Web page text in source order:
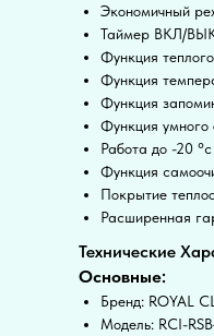
Экономичный
Таймер ВКЛ/
Функция
Функция
Функция
Функция умного
Работа до -20
Функция
Покрытие
Расширенная
Технические
Основные:
Бренд: ROYAL
Модель: RCI-